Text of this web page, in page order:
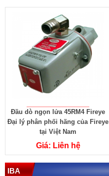
Đầu dò ngọn lửa 45RM4 Fireye
Đại lý phân phối hãng của Fireye
tại Việt Nam
Giá: Liên hệ
IBA